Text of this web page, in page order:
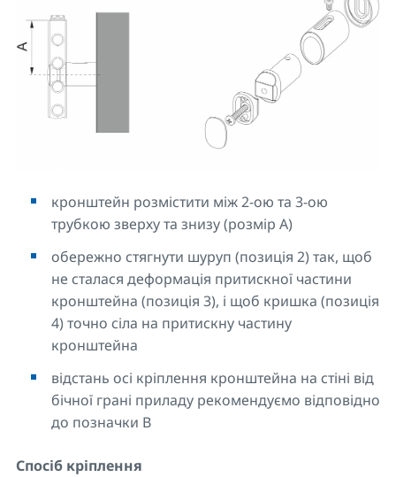
кронштейн розмістити між 2-ою та 3-ою
трубкою зверху та знизу (розмір A)
обережно стягнути шуруп (позиція 2) так, щоб
не сталася деформація притискної частини
кронштейна (позиція 3), і щоб кришка (позиція
4) точно сіла на притискну частину
кронштейна
відстань осі кріплення кронштейна на стіні від
бічної грані приладу рекомендуємо відповідно
до позначки B
Спосіб кріплення